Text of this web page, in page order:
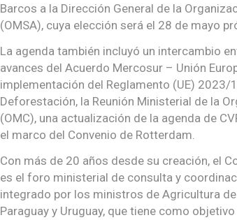
Barcos a la Dirección General de la
(OMSA), cuya elección será el 28 de mayo
La agenda también incluyó un intercambio
avances del Acuerdo Mercosur – Unión
implementación del Reglamento (UE)
Deforestación, la Reunión Ministerial de la
(OMC), una actualización de la agenda de
el marco del Convenio de Rotterdam.
Con más de 20 años desde su creación, el
es el foro ministerial de consulta y
integrado por los ministros de Agricultura de
Paraguay y Uruguay, que tiene como